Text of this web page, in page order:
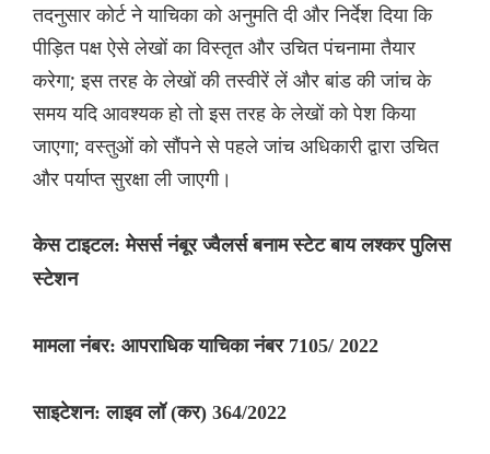
तदनुसार कोर्ट ने याचिका को अनुमति दी और निर्देश दिया कि
पीड़ित पक्ष ऐसे लेखों का विस्तृत और उचित पंचनामा तैयार
करेगा; इस तरह के लेखों की तस्वीरें लें और बांड की जांच के
समय यदि आवश्यक हो तो इस तरह के लेखों को पेश किया
जाएगा; वस्तुओं को सौंपने से पहले जांच अधिकारी द्वारा उचित
और पर्याप्त सुरक्षा ली जाएगी।
केस टाइटल: मेसर्स नंबूर ज्वैलर्स बनाम स्टेट बाय लश्कर पुलिस
स्टेशन
मामला नंबर: आपराधिक याचिका नंबर 7105/ 2022
साइटेशन: लाइव लॉ (कर) 364/2022